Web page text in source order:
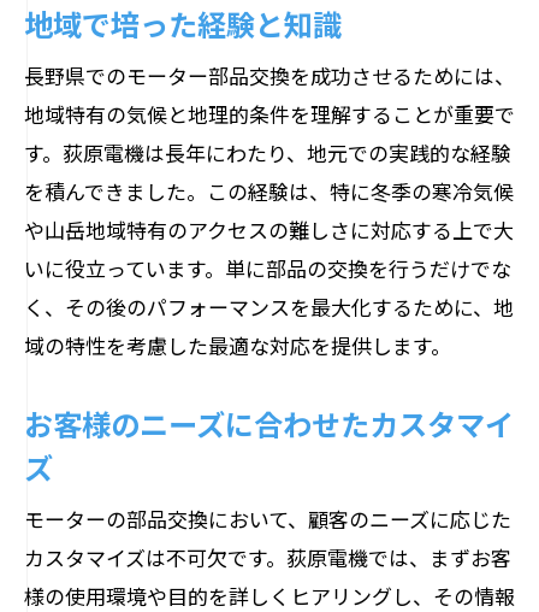
地域で培った経験と知識
長野県でのモーター部品交換を成功させるためには、
地域特有の気候と地理的条件を理解することが重要で
す。荻原電機は長年にわたり、地元での実践的な経験
を積んできました。この経験は、特に冬季の寒冷気候
や山岳地域特有のアクセスの難しさに対応する上で大
いに役立っています。単に部品の交換を行うだけでな
く、その後のパフォーマンスを最大化するために、地
域の特性を考慮した最適な対応を提供します。
お客様のニーズに合わせたカスタマイ
ズ
モーターの部品交換において、顧客のニーズに応じた
カスタマイズは不可欠です。荻原電機では、まずお客
様の使用環境や目的を詳しくヒアリングし、その情報